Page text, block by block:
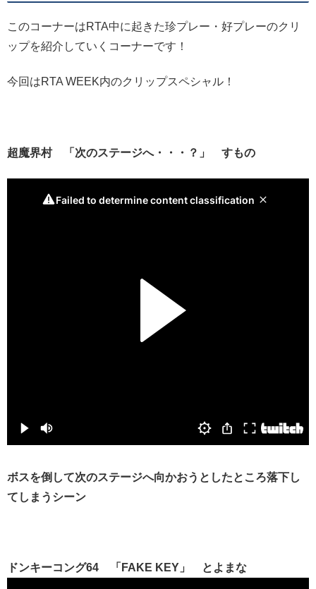
このコーナーはRTA中に起きた珍プレー・好プレーのクリ
ップを紹介していくコーナーです！
今回はRTA WEEK内のクリップスペシャル！
超魔界村 「次のステージへ・・・？」 すもの
ボスを倒して次のステージへ向かおうとしたところ落下し
てしまうシーン
ドンキーコング64 「FAKE KEY」 とよまな